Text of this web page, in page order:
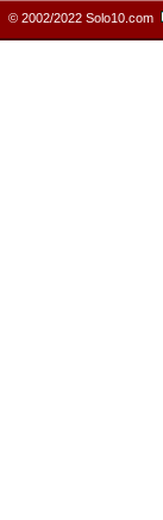
© 2002/2022 Solo10.com